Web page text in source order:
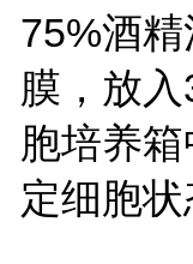
75%酒
膜，放
胞培养
定细胞状